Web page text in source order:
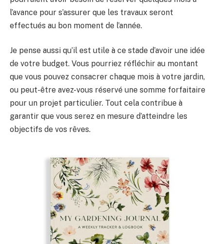
l’avance pour s’assurer que les travaux seront
effectués au bon moment de l’année.
Je pense aussi qu’il est utile à ce stade d’avoir une idée
de votre budget. Vous pourriez réfléchir au montant
que vous pouvez consacrer chaque mois à votre jardin,
ou peut-être avez-vous réservé une somme forfaitaire
pour un projet particulier. Tout cela contribue à
garantir que vous serez en mesure d’atteindre les
objectifs de vos rêves.